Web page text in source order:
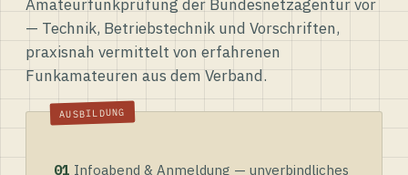
Amateurfunkprüfung der Bundesnetzagentur vor
— Technik, Betriebstechnik und Vorschriften,
praxisnah vermittelt von erfahrenen
Funkamateuren aus dem Verband.
01 Infoabend & Anmeldung — unverbindliches